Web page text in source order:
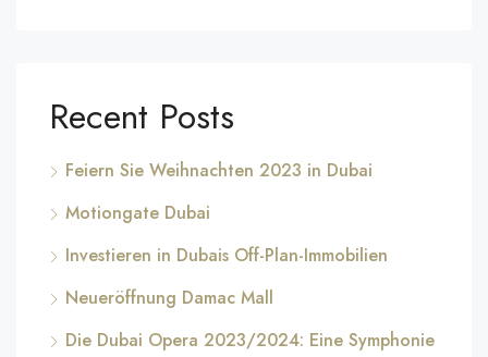
Recent Posts
Feiern Sie Weihnachten 2023 in Dubai
Motiongate Dubai
Investieren in Dubais Off-Plan-Immobilien
Neueröffnung Damac Mall
Die Dubai Opera 2023/2024: Eine Symphonie